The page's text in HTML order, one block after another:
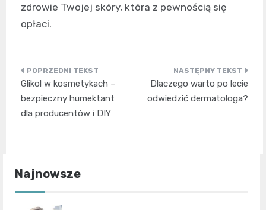
zdrowie Twojej skóry, która z pewnością się
opłaci.
Nawigacja
wpisu
Glikol w kosmetykach –
bezpieczny humektant
dla producentów i DIY
Dlaczego warto po lecie
odwiedzić dermatologa?
Najnowsze